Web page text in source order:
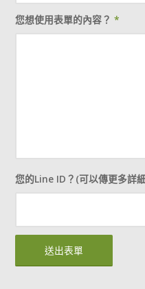
您想使用表單的內容？*
您的Line ID？(可以傳更多詳